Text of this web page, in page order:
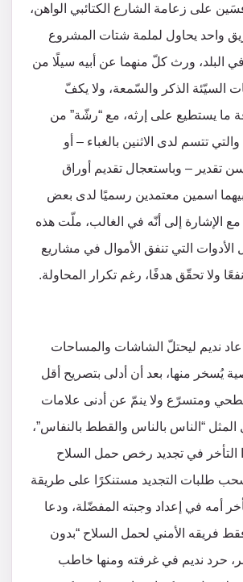
على زعامة الشارع الكتائبي الواهن،
واحد يحاول لملمة شتات المشروع
في البلد، ورث كلّ منهما عن أبيه سيلًا من
السيّئة الذكر والسّمعة، ولا يكفّ
ما يستطيع على إرثه، مع “رشّة” من
تتسم لدى الاثنين بالغباء – أو
تقدير – وباستعجال تقديم أوراق
اسمين معتمدين رسميًا لدى بعض
مع الإشارة إلى أنّه في الغالب، ملّت هذه
التي تنفق الأموال في مشاريع
ولا تحقّق هدفًا، رغم تكرار المحاولة.
نديم ليحتلّ الشاشات والمساحات
يُسخر منها، بعد أن أدلى بتصريح أقل
ومتسرّع ولا ينمّ عن أدنى علامات
المثل “الناس بالناس والقطط بالنفاس”،
التأخر في تجديد رخص حمل السلاح
طلبات التجديد مستنكرًا على طريقة
في إعداد وجبته المفضّلة، ودعا
فريقه الأمني لحمل السلاح “بدون
حرد نديم في غرفته ومنها خاطب